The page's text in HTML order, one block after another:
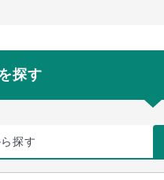
探す
探す